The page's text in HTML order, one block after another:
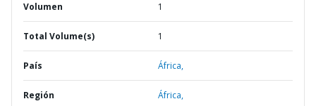
Volumen 1
Total Volume(s) 1
País África,
Región África,